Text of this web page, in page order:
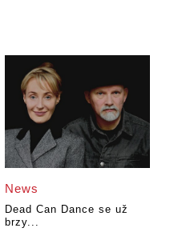
News
Dead Can Dance se už
brzy...